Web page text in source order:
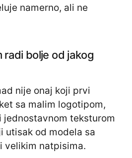
namerno, ali ne
radi bolje od jakog
nije onaj koji prvi
sa malim logotipom,
jednostavnom teksturom
utisak od modela sa
velikim natpisima.